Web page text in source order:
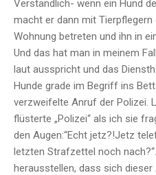
Verständlich- wenn ein Hund
macht er dann mit
Wohnung betreten und ihn in
Und das hat man in meinem
laut ausspricht und das
Hunde grade im Begriff ins
verzweifelte Anruf der Polizei.
flüsterte „Polizei“ als ich sie
den Augen:“Echt jetz?!Jetz
letzten Strafzettel noch
herausstellen, dass sich